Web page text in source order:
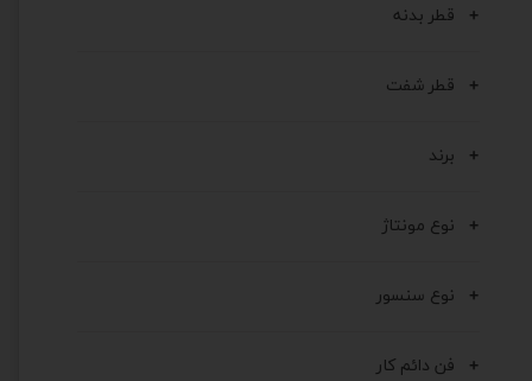
قطر بدنه
قطر شفت
برند
نوع مونتاژ
نوع سنسور
فن دائم کار